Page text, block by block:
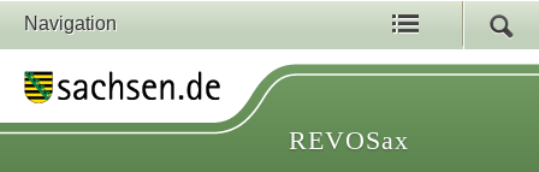
Navigation
REVOSax